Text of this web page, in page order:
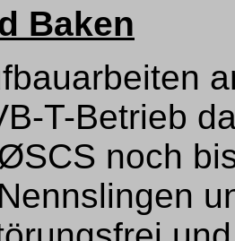
Baken
T-Betrieb
noch